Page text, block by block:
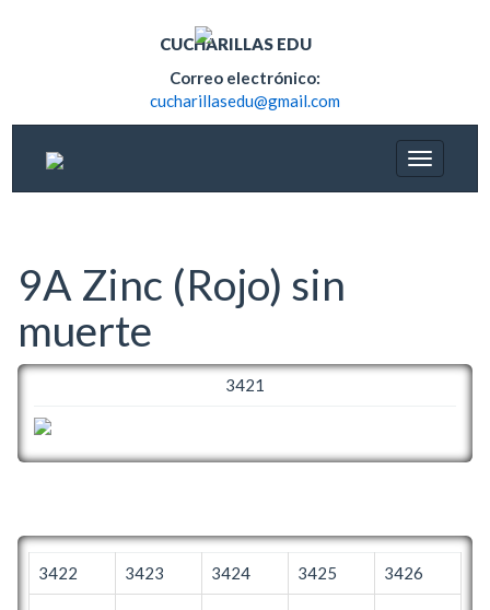
CUCHARILLAS EDU
Correo electrónico:
cucharillasedu@gmail.com
9A Zinc (Rojo) sin
muerte
3421
3422 3423 3424 3425 3426